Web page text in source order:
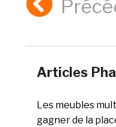
Articles
Les meubles
gagner de la